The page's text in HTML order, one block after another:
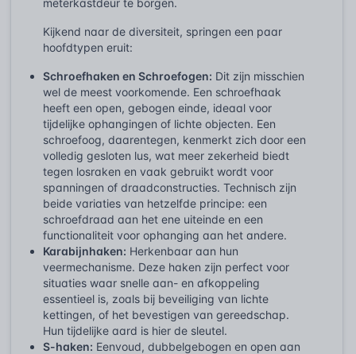
Kijkend naar de diversiteit, springen een paar
hoofdtypen eruit:
Schroefhaken en Schroefogen: Dit zijn misschien
wel de meest voorkomende. Een schroefhaak
heeft een open, gebogen einde, ideaal voor
tijdelijke ophangingen of lichte objecten. Een
schroefoog, daarentegen, kenmerkt zich door een
volledig gesloten lus, wat meer zekerheid biedt
tegen losraken en vaak gebruikt wordt voor
spanningen of draadconstructies. Technisch zijn
beide variaties van hetzelfde principe: een
schroefdraad aan het ene uiteinde en een
functionaliteit voor ophanging aan het andere.
Karabijnhaken: Herkenbaar aan hun
veermechanisme. Deze haken zijn perfect voor
situaties waar snelle aan- en afkoppeling
essentieel is, zoals bij beveiliging van lichte
kettingen, of het bevestigen van gereedschap.
Hun tijdelijke aard is hier de sleutel.
S-haken: Eenvoud, dubbelgebogen en open aan